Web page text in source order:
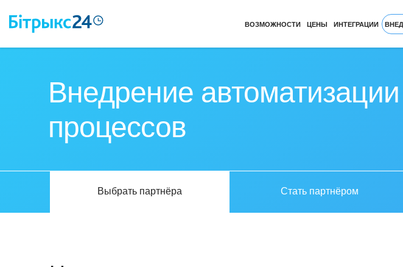
ВОЗМОЖНОСТИ ЦЕНЫ ИНТЕГРАЦИИ
Внедрение
процессов
Выбрать партнёра Стать партнёром